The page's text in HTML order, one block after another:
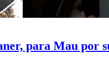
para Mau